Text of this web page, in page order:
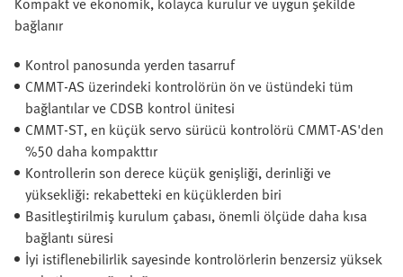
bağlanır
Kontrol panosunda yerden tasarruf
CMMT-AS üzerindeki kontrolörün ön ve üstündeki tüm
bağlantılar ve CDSB kontrol ünitesi
CMMT-ST, en küçük servo sürücü kontrolörü CMMT-AS'den
%50 daha kompakttır
Kontrollerin son derece küçük genişliği, derinliği ve
yüksekliği: rekabetteki en küçüklerden biri
Basitleştirilmiş kurulum çabası, önemli ölçüde daha kısa
bağlantı süresi
İyi istiflenebilirlik sayesinde kontrolörlerin benzersiz yüksek